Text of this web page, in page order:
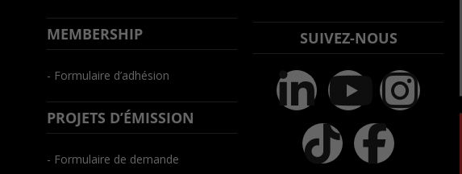
MEMBERSHIP
- Formulaire d’adhésion
PROJETS D’ÉMISSION
- Formulaire de demande
SUIVEZ-NOUS